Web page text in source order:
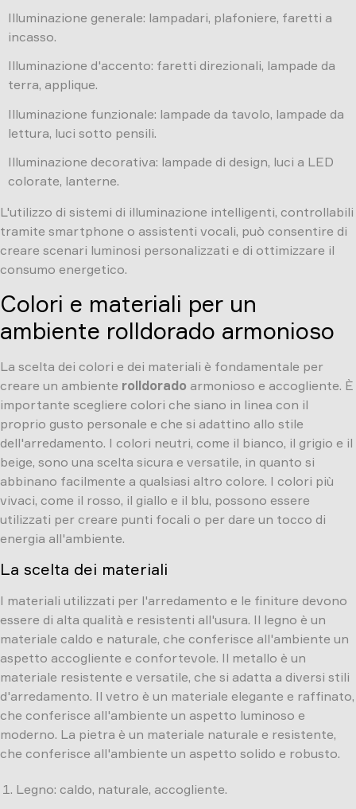
Illuminazione generale: lampadari, plafoniere, faretti a
incasso.
Illuminazione d'accento: faretti direzionali, lampade da
terra, applique.
Illuminazione funzionale: lampade da tavolo, lampade da
lettura, luci sotto pensili.
Illuminazione decorativa: lampade di design, luci a LED
colorate, lanterne.
L'utilizzo di sistemi di illuminazione intelligenti, controllabili
tramite smartphone o assistenti vocali, può consentire di
creare scenari luminosi personalizzati e di ottimizzare il
consumo energetico.
Colori e materiali per un
ambiente rolldorado armonioso
La scelta dei colori e dei materiali è fondamentale per
creare un ambiente rolldorado armonioso e accogliente. È
importante scegliere colori che siano in linea con il
proprio gusto personale e che si adattino allo stile
dell'arredamento. I colori neutri, come il bianco, il grigio e il
beige, sono una scelta sicura e versatile, in quanto si
abbinano facilmente a qualsiasi altro colore. I colori più
vivaci, come il rosso, il giallo e il blu, possono essere
utilizzati per creare punti focali o per dare un tocco di
energia all'ambiente.
La scelta dei materiali
I materiali utilizzati per l'arredamento e le finiture devono
essere di alta qualità e resistenti all'usura. Il legno è un
materiale caldo e naturale, che conferisce all'ambiente un
aspetto accogliente e confortevole. Il metallo è un
materiale resistente e versatile, che si adatta a diversi stili
d'arredamento. Il vetro è un materiale elegante e raffinato,
che conferisce all'ambiente un aspetto luminoso e
moderno. La pietra è un materiale naturale e resistente,
che conferisce all'ambiente un aspetto solido e robusto.
Legno: caldo, naturale, accogliente.